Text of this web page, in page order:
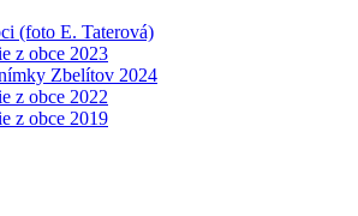
(foto E. Taterová)
z obce 2023
Zbelítov 2024
z obce 2022
z obce 2019